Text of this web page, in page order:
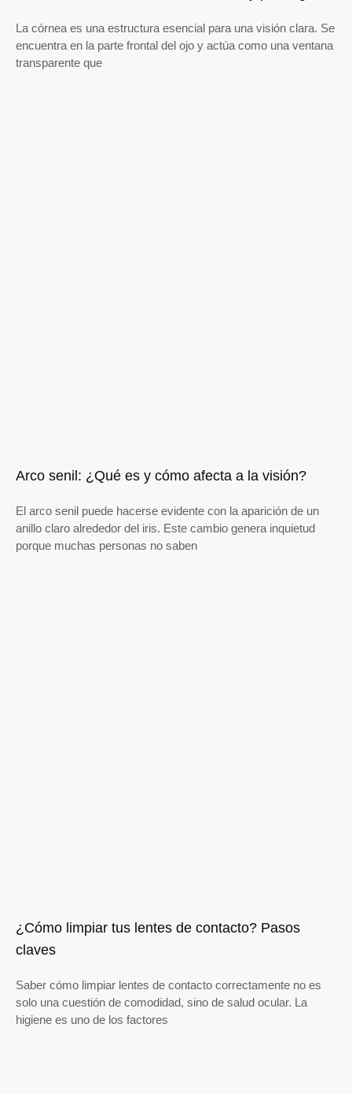
La córnea es una estructura esencial para una visión clara. Se
encuentra en la parte frontal del ojo y actúa como una ventana
transparente que
Arco senil: ¿Qué es y cómo afecta a la visión?
El arco senil puede hacerse evidente con la aparición de un
anillo claro alrededor del iris. Este cambio genera inquietud
porque muchas personas no saben
¿Cómo limpiar tus lentes de contacto? Pasos
claves
Saber cómo limpiar lentes de contacto correctamente no es
solo una cuestión de comodidad, sino de salud ocular. La
higiene es uno de los factores